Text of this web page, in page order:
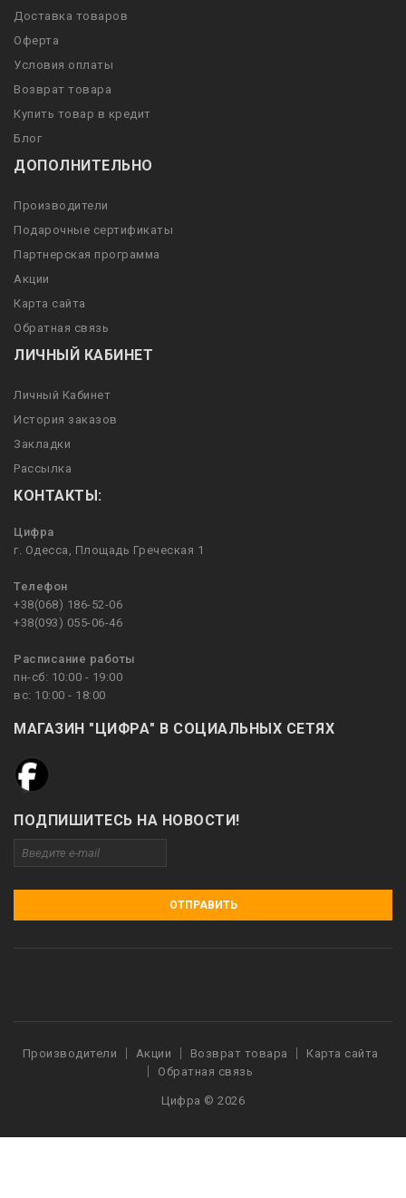
Доставка товаров
Оферта
Условия оплаты
Возврат товара
Купить товар в кредит
Блог
ДОПОЛНИТЕЛЬНО
Производители
Подарочные сертификаты
Партнерская программа
Акции
Карта сайта
Обратная связь
ЛИЧНЫЙ КАБИНЕТ
Личный Кабинет
История заказов
Закладки
Рассылка
КОНТАКТЫ:
Цифра
г. Одесса, Площадь Греческая 1
Телефон
+38(068) 186-52-06
+38(093) 055-06-46
Расписание работы
пн-сб: 10:00 - 19:00
вс: 10:00 - 18:00
МАГАЗИН "ЦИФРА" В СОЦИАЛЬНЫХ СЕТЯХ
ПОДПИШИТЕСЬ НА НОВОСТИ!
ОТПРАВИТЬ
Производители Акции Возврат товара
Карта сайта
Обратная связь
Цифра © 2026